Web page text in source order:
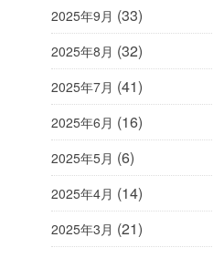
2025年9月 (33)
2025年8月 (32)
2025年7月 (41)
2025年6月 (16)
2025年5月 (6)
2025年4月 (14)
2025年3月 (21)